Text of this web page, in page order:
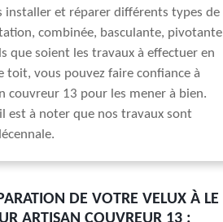
installer et réparer différents types de
combinée, basculante, pivotante
que soient les travaux à effectuer en
toit, vous pouvez faire confiance à
couvreur 13 pour les mener à bien.
est à noter que nos travaux sont
DE VOTRE VELUX À LE
ARTISAN COUVREUR 13 :